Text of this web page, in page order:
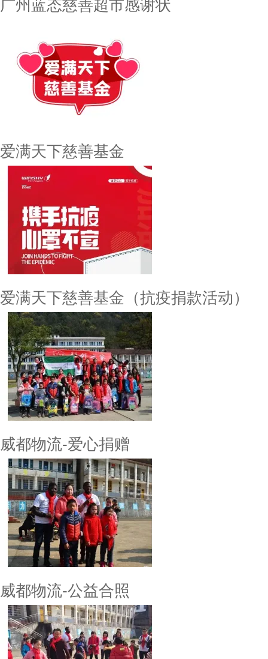
广州蓝态慈善超市感谢状
爱满天下慈善基金
爱满天下慈善基金（抗疫捐款活动）
威都物流-爱心捐赠
威都物流-公益合照